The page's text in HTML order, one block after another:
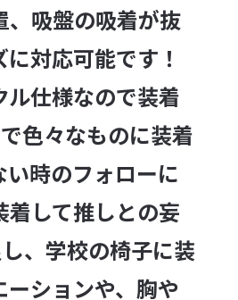
、吸盤の吸着が抜
対応可能です！
ル仕様なので装着
色々なものに装着
時のフォローに
して推しとの妄
、学校の椅子に装
ションや、胸や